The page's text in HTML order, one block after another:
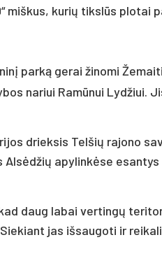
miškus, kurių tikslūs plotai
parką gerai žinomi
nariui Ramūnui Lydžiui.
drieksis Telšių rajono
apylinkėse
daug labai vertingų
jas išsaugoti ir